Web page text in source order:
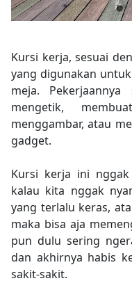
Kursi kerja, sesuai
yang digunakan
meja.
mengetik,
menggambar, atau
gadget.
Kursi kerja ini
kalau kita nggak
yang terlalu keras,
maka bisa aja
pun dulu sering
dan akhirnya habis
sakit-sakit.